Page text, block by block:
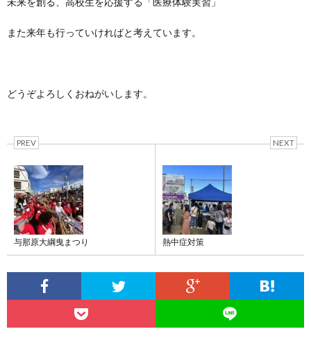
また来年も行っていければと考えています。
どうぞよろしくおねがいします。
PREV
与那原大綱曳まつり
NEXT
熱中症対策